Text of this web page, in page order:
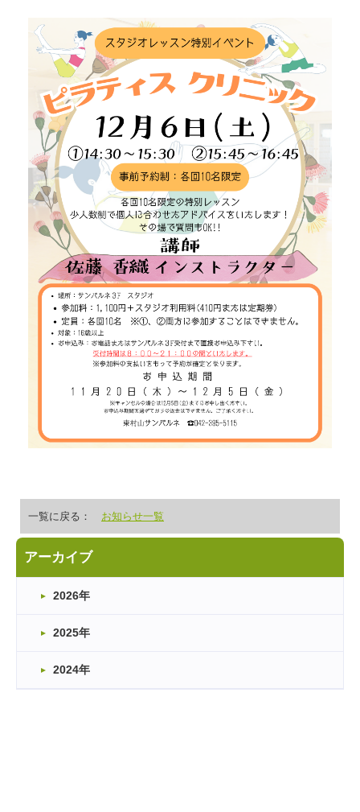
一覧に戻る： お知らせ一覧
アーカイブ
2026年
2025年
2024年